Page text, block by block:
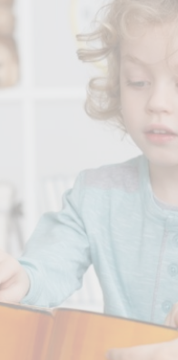
2026
Dünenstraße